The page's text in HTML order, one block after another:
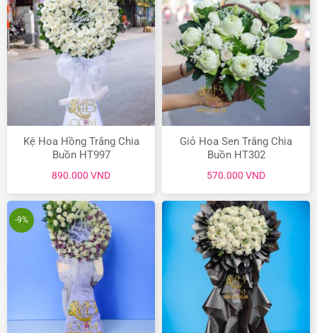
Kệ Hoa Hồng Trắng Chia
Buồn HT997
890.000 VND
Giỏ Hoa Sen Trắng Chia
Buồn HT302
570.000 VND
-9%